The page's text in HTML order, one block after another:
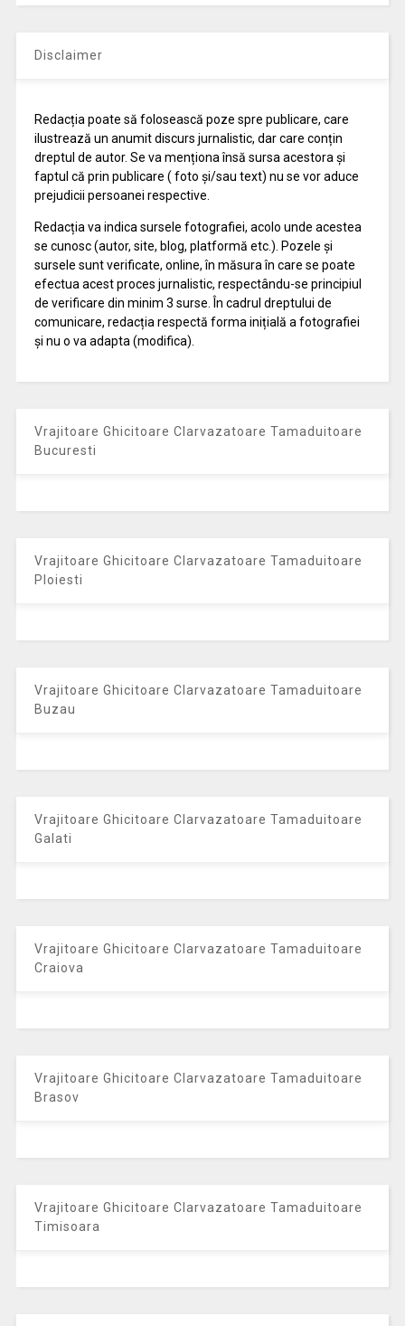
Disclaimer
Redacția poate să folosească poze spre publicare, care
ilustrează un anumit discurs jurnalistic, dar care conțin
dreptul de autor. Se va menționa însă sursa acestora și
faptul că prin publicare ( foto și/sau text) nu se vor aduce
prejudicii persoanei respective.
Redacția va indica sursele fotografiei, acolo unde acestea
se cunosc (autor, site, blog, platformă etc.). Pozele și
sursele sunt verificate, online, în măsura în care se poate
efectua acest proces jurnalistic, respectându-se principiul
de verificare din minim 3 surse. În cadrul dreptului de
comunicare, redacția respectă forma inițială a fotografiei
și nu o va adapta (modifica).
Vrajitoare Ghicitoare Clarvazatoare Tamaduitoare
Bucuresti
Vrajitoare Ghicitoare Clarvazatoare Tamaduitoare
Ploiesti
Vrajitoare Ghicitoare Clarvazatoare Tamaduitoare
Buzau
Vrajitoare Ghicitoare Clarvazatoare Tamaduitoare
Galati
Vrajitoare Ghicitoare Clarvazatoare Tamaduitoare
Craiova
Vrajitoare Ghicitoare Clarvazatoare Tamaduitoare
Brasov
Vrajitoare Ghicitoare Clarvazatoare Tamaduitoare
Timisoara